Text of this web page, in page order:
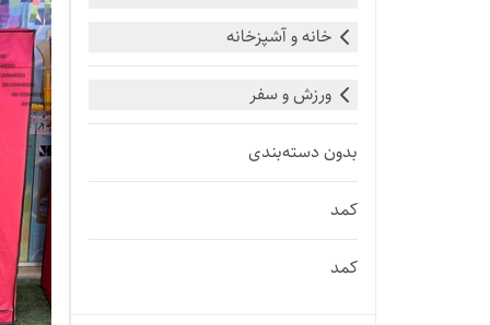
خانه و آشپزخانه
ورزش و سفر
بدون دسته‌بندی
کمد
کمد